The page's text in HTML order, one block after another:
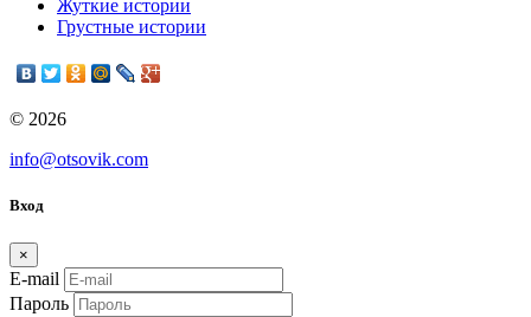
Жуткие истории
Грустные истории
© 2026
info@otsovik.com
Вход
×
E-mail
Пароль